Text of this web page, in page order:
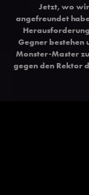
Jetzt, wo wir
angefreundet
Gegner bestehen
Monster-Master
gegen den Rektor